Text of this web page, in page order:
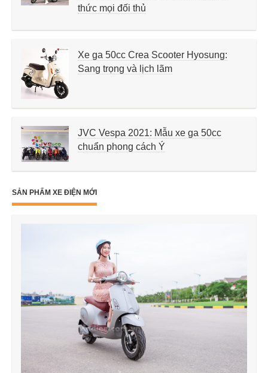
thức mọi đối thủ
Xe ga 50cc Crea Scooter Hyosung:
Sang trọng và lịch lãm
JVC Vespa 2021: Mẫu xe ga 50cc
chuẩn phong cách Ý
SẢN PHẨM XE ĐIỆN MỚI